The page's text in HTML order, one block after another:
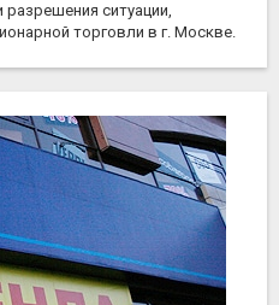
ситуации,
торговли в г. Москве.